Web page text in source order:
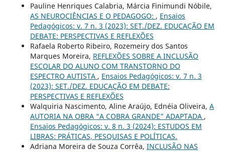
Pauline Henriques Calabria, Márcia Finimundi Nóbile,
AS NEUROCIÊNCIAS E O PEDAGOGO: , Ensaios
Pedagógicos: v. 7 n. 3 (2023): SET./DEZ. EDUCAÇÃO EM
DEBATE: PERSPECTIVAS E REFLEXÕES
Rafaela Roberto Ribeiro, Rozemeiry dos Santos
Marques Moreira, REFLEXÕES SOBRE A INCLUSÃO
ESCOLAR DO ALUNO COM TRANSTORNO DO
ESPECTRO AUTISTA , Ensaios Pedagógicos: v. 7 n. 3
(2023): SET./DEZ. EDUCAÇÃO EM DEBATE:
PERSPECTIVAS E REFLEXÕES
Walquiria Nascimento, Aline Araújo, Ednéia Oliveira, A
AUTORIA NA OBRA “A COBRA GRANDE” ADAPTADA ,
Ensaios Pedagógicos: v. 8 n. 3 (2024): ESTUDOS EM
LIBRAS: PRÁTICAS, PESQUISAS E POLÍTICAS.
Adriana Moreira de Souza Corrêa, INCLUSÃO NAS